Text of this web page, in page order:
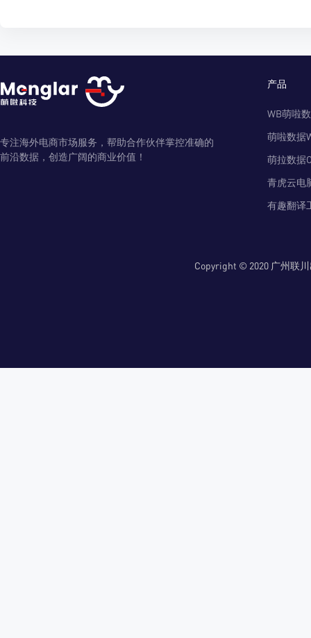
专注海外电商市场服务，帮助合作伙伴掌控准确的
前沿数据，创造广阔的商业价值！
产品
WB萌啦
萌啦数据
萌拉数据
青虎云电
有趣翻译
Copyright © 2020 广州联